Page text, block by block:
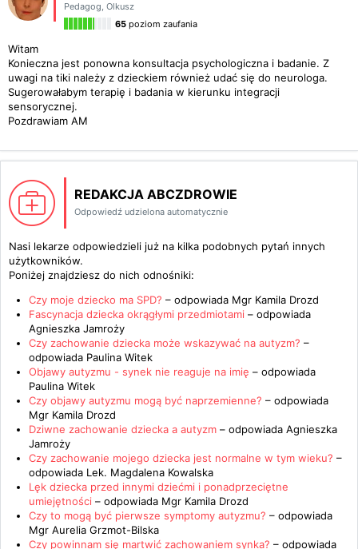
Pedagog, Olkusz
65 poziom zaufania
Witam
Konieczna jest ponowna konsultacja psychologiczna i badanie. Z
uwagi na tiki należy z dzieckiem również udać się do neurologa.
Sugerowałabym terapię i badania w kierunku integracji
sensorycznej.
Pozdrawiam AM
REDAKCJA ABCZDROWIE
Odpowiedź udzielona automatycznie
Nasi lekarze odpowiedzieli już na kilka podobnych pytań innych
użytkowników.
Poniżej znajdziesz do nich odnośniki:
Czy moje dziecko ma SPD? – odpowiada Mgr Kamila Drozd
Fascynacja dziecka okrągłymi przedmiotami – odpowiada
Agnieszka Jamroży
Czy zachowanie dziecka może wskazywać na autyzm? –
odpowiada Paulina Witek
Objawy autyzmu - synek nie reaguje na imię – odpowiada
Paulina Witek
Czy objawy autyzmu mogą być naprzemienne? – odpowiada
Mgr Kamila Drozd
Dziwne zachowanie dziecka a autyzm – odpowiada Agnieszka
Jamroży
Czy zachowanie mojego dziecka jest normalne w tym wieku? –
odpowiada Lek. Magdalena Kowalska
Lęk dziecka przed innymi dziećmi i ponadprzeciętne
umiejętności – odpowiada Mgr Kamila Drozd
Czy to mogą być pierwsze symptomy autyzmu? – odpowiada
Mgr Aurelia Grzmot-Bilska
Czy powinnam się martwić zachowaniem synka? – odpowiada